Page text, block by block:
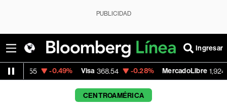
PUBLICIDAD
Ingresar
-0.49% Visa 368.54 -0.28% MercadoLibre 1,924.95
CENTROAMÉRICA